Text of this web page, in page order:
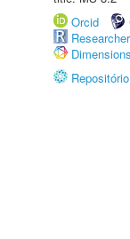
Orcid
Dimensions